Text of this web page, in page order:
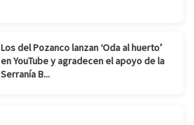
Los del Pozanco lanzan ‘Oda al huerto’
en YouTube y agradecen el apoyo de la
Serranía B...